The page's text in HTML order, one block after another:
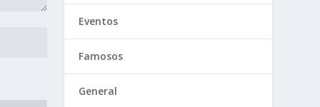
Eventos
Famosos
General